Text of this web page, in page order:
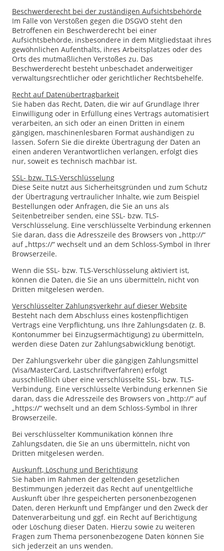
Beschwerde­recht bei der zuständigen Aufsichts­behörde
Im Falle von Verstößen gegen die DSGVO steht den
Betroffenen ein Beschwerderecht bei einer
Aufsichtsbehörde, insbesondere in dem Mitgliedstaat ihres
gewöhnlichen Aufenthalts, ihres Arbeitsplatzes oder des
Orts des mutmaßlichen Verstoßes zu. Das
Beschwerderecht besteht unbeschadet anderweitiger
verwaltungsrechtlicher oder gerichtlicher Rechtsbehelfe.
Recht auf Daten­übertrag­barkeit
Sie haben das Recht, Daten, die wir auf Grundlage Ihrer
Einwilligung oder in Erfüllung eines Vertrags automatisiert
verarbeiten, an sich oder an einen Dritten in einem
gängigen, maschinenlesbaren Format aushändigen zu
lassen. Sofern Sie die direkte Übertragung der Daten an
einen anderen Verantwortlichen verlangen, erfolgt dies
nur, soweit es technisch machbar ist.
SSL- bzw. TLS-Verschlüsselung
Diese Seite nutzt aus Sicherheitsgründen und zum Schutz
der Übertragung vertraulicher Inhalte, wie zum Beispiel
Bestellungen oder Anfragen, die Sie an uns als
Seitenbetreiber senden, eine SSL- bzw. TLS-
Verschlüsselung. Eine verschlüsselte Verbindung erkennen
Sie daran, dass die Adresszeile des Browsers von „http://“
auf „https://“ wechselt und an dem Schloss-Symbol in Ihrer
Browserzeile.
Wenn die SSL- bzw. TLS-Verschlüsselung aktiviert ist,
können die Daten, die Sie an uns übermitteln, nicht von
Dritten mitgelesen werden.
Verschlüsselter Zahlungsverkehr auf dieser Website
Besteht nach dem Abschluss eines kostenpflichtigen
Vertrags eine Verpflichtung, uns Ihre Zahlungsdaten (z. B.
Kontonummer bei Einzugsermächtigung) zu übermitteln,
werden diese Daten zur Zahlungsabwicklung benötigt.
Der Zahlungsverkehr über die gängigen Zahlungsmittel
(Visa/MasterCard, Lastschriftverfahren) erfolgt
ausschließlich über eine verschlüsselte SSL- bzw. TLS-
Verbindung. Eine verschlüsselte Verbindung erkennen Sie
daran, dass die Adresszeile des Browsers von „http://“ auf
„https://“ wechselt und an dem Schloss-Symbol in Ihrer
Browserzeile.
Bei verschlüsselter Kommunikation können Ihre
Zahlungsdaten, die Sie an uns übermitteln, nicht von
Dritten mitgelesen werden.
Auskunft, Löschung und Berichtigung
Sie haben im Rahmen der geltenden gesetzlichen
Bestimmungen jederzeit das Recht auf unentgeltliche
Auskunft über Ihre gespeicherten personenbezogenen
Daten, deren Herkunft und Empfänger und den Zweck der
Datenverarbeitung und ggf. ein Recht auf Berichtigung
oder Löschung dieser Daten. Hierzu sowie zu weiteren
Fragen zum Thema personenbezogene Daten können Sie
sich jederzeit an uns wenden.